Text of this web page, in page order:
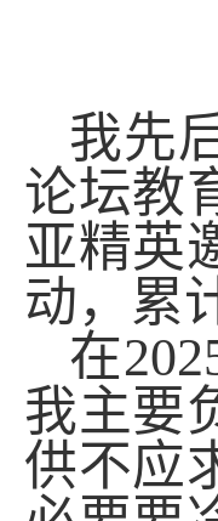
我先
论坛教
亚精英
动，累
在
我主要
供不应